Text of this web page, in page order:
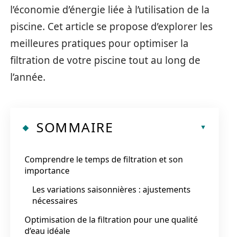
l’économie d’énergie liée à l’utilisation de la
piscine. Cet article se propose d’explorer les
meilleures pratiques pour optimiser la
filtration de votre piscine tout au long de
l’année.
SOMMAIRE
Comprendre le temps de filtration et son
importance
Les variations saisonnières : ajustements
nécessaires
Optimisation de la filtration pour une qualité
d’eau idéale